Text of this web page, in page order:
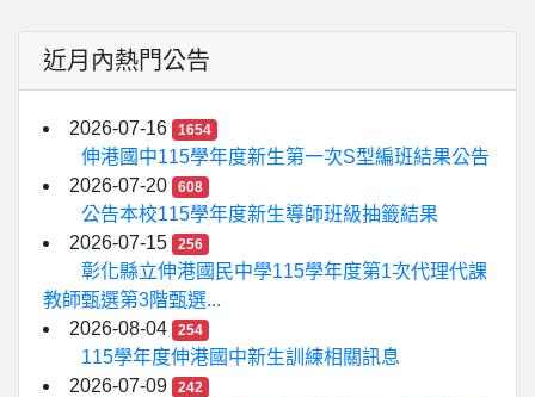
近月內熱門公告
2026-07-16 1654
伸港國中115學年度新生第一次S型編班結果公告
2026-07-20
608
公告本校115學年度新生導師班級抽籤結果
2026-07-15
256
彰化縣立伸港國民中學115學年度第1次代理代課
教師甄選第3階甄選...
2026-08-04
254
115學年度伸港國中新生訓練相關訊息
2026-07-09
242